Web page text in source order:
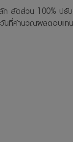
สัดส่วน 100% ปรั
นที่คำนวณผลตอบแทน